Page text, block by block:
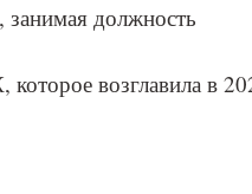
должность
возглавила в